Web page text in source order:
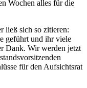
Wochen alles für die
ließ sich so zitieren:
geführt und ihr viele
Dank. Wir werden jetzt
für den Aufsichtsrat